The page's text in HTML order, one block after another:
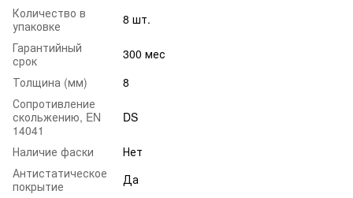
Количество в
упаковке
8 шт.
Гарантийный
срок
300 мес
Толщина (мм)
8
Сопротивление
скольжению, EN
14041
DS
Наличие фаски
Нет
Антистатическое
покрытие
Да